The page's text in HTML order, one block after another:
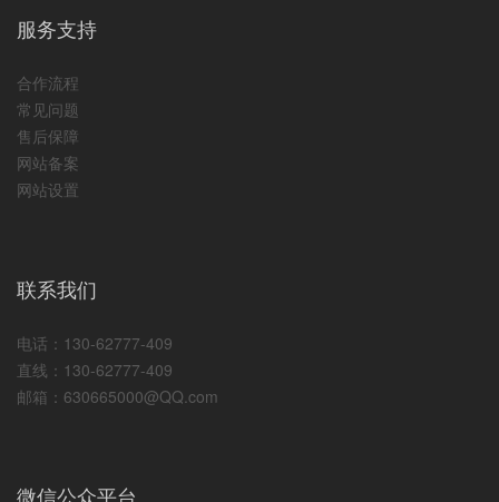
服务支持
合作流程
常见问题
售后保障
网站备案
网站设置
联系我们
电话：130-62777-409
直线：130-62777-409
邮箱：630665000@QQ.com
微信公众平台